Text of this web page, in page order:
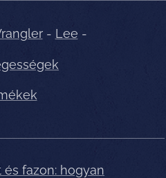
- Lee -
és fazon: hogyan